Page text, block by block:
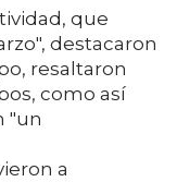
que
destacaron
resaltaron
como así
"un
a